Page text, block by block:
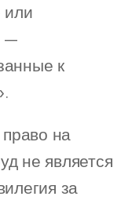
или
—
к
на
не является
за